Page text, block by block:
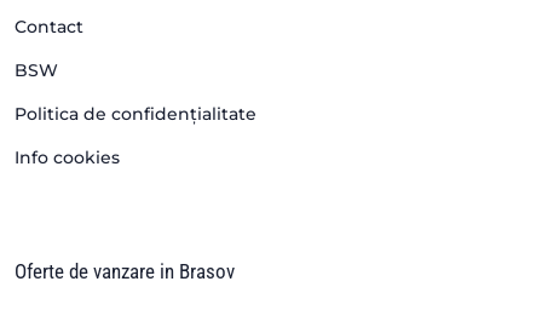
Contact
BSW
Politica de confidențialitate
Info cookies
Oferte de vanzare in Brasov